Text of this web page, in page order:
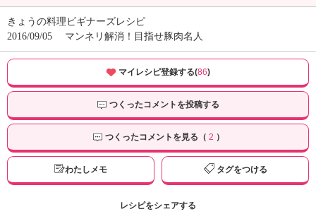
きょうの料理ビギナーズレシピ
2016/09/05
マンネリ解消！目指せ豚肉名人
マイレシピ登録する(86)
つくったコメントを投稿する
つくったコメントを見る（ 2 ）
わたしメモ タグをつける
レシピをシェアする